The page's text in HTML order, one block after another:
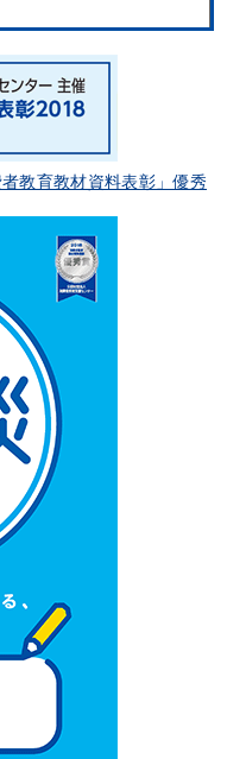
者教育教材資料表彰」優秀
トワークのプログラ
て開催します。
をあまり使わず調理
？いざという時、慌
族で防災について考
では無料で参加でき
(開催時間：11:00～
災イベント「イザ！
催されます。数多くの
施します。お越しく
室”がハグミュージア
ベントです。夏休み
ポートプロジェク